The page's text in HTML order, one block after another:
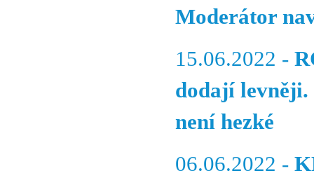
Moderátor
15.06.2022 -
dodají levněji.
není hezké
06.06.2022 -